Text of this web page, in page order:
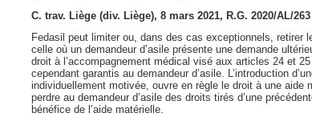
C. trav. Liège (div. Liège), 8 mars 2021, R.G. 2020/AL/263
Fedasil peut limiter ou, dans des cas exceptionnels, retirer
celle où un demandeur d’asile présente une demande
droit à l’accompagnement médical visé aux articles 24 et
cependant garantis au demandeur d’asile. L’introduction
individuellement motivée, ouvre en règle le droit à une aide
perdre au demandeur d’asile des droits tirés d’une
bénéfice de l’aide matérielle.